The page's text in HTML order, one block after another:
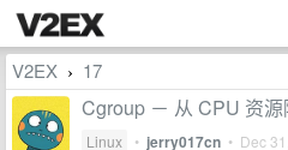
V2EX › 17
Cgroup － 从 CPU 资源
Linux • jerry017cn • Dec